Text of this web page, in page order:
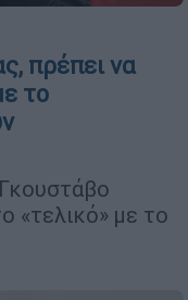
πρέπει να
το
«τελικό» με το